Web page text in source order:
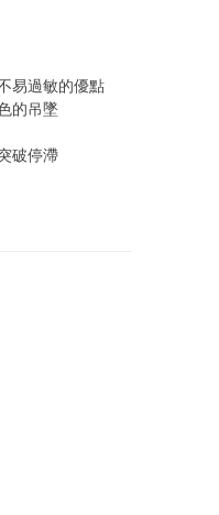
易過敏的優點
的吊墜
破停滯